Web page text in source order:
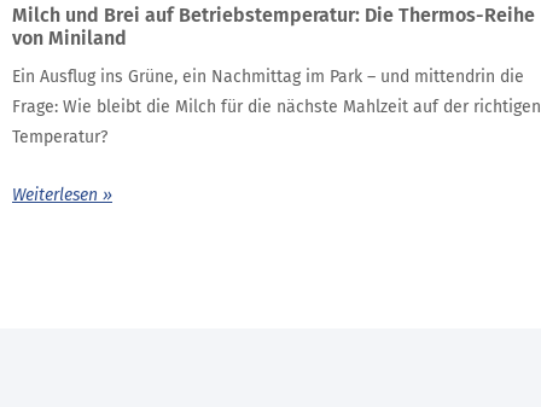
Milch und Brei auf Betriebstemperatur: Die Thermos-Reihe
von Miniland
Ein Ausflug ins Grüne, ein Nachmittag im Park – und mittendrin die
Frage: Wie bleibt die Milch für die nächste Mahlzeit auf der richtigen
Temperatur?
Weiterlesen »